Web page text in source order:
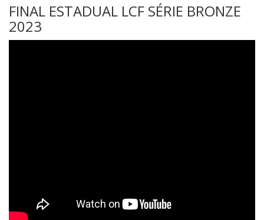
FINAL ESTADUAL LCF SÉRIE BRONZE
2023